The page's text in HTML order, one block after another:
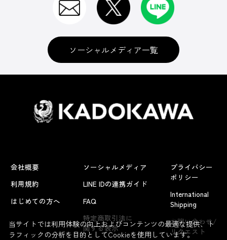
よくあるお問い合わせ
ソーシャルメディア一覧
会社概要
利用規約
はじめての方へ
ソーシャルメディア
LINE IDの連携ガイド
FAQ
特定商取引法に
関する表示
プライバシー
ポリシー
International
Shipping
お問い合わせ/
リクエスト
当サイトでは利用体験の向上およびコンテンツの最適な提供、ト
ラフィックの分析を目的としてCookieを使用しています。